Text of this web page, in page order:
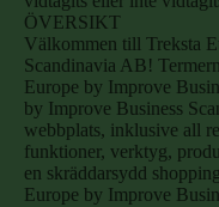
ÖVERSIKT
Välkommen till Treksta
Scandinavia AB!
Europe by Improve
by Improve Business
webbplats, inklusive all
funktioner, verktyg,
en skräddarsydd
Europe by Improve